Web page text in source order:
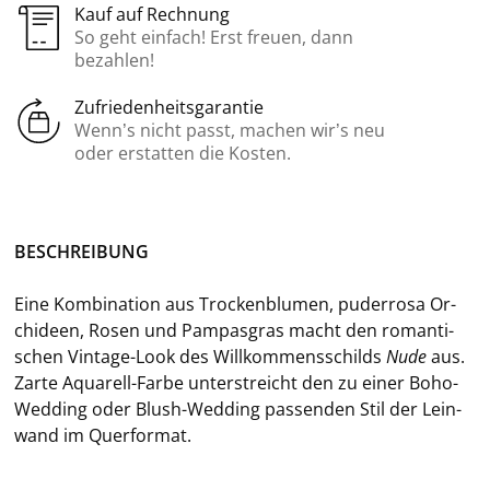
Kauf auf Rechnung
So geht einfach! Erst freuen, dann
bezahlen!
Zufriedenheitsgarantie
Wenn’s nicht passt, machen wir’s neu
oder erstatten die Kosten.
BE­SCHREI­BUNG
Eine Kom­bi­na­ti­on aus Tro­cken­blu­men, pu­der­ro­sa Or­
chi­deen, Rosen und Pam­pas­gras macht den ro­man­ti­
schen Vintage-​Look des Will­kom­mens­schilds Nudeaus.
Zarte Aquarell-​Farbe un­ter­streicht den zu einer Boho-​
Wedding oder Blush-​Wedding pas­sen­den Stil der Lein­
wand im Quer­for­mat.